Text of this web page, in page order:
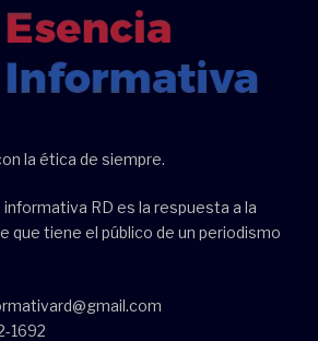
la ética de siempre.
informativa RD es la respuesta a la
que tiene el público de un periodismo
1692